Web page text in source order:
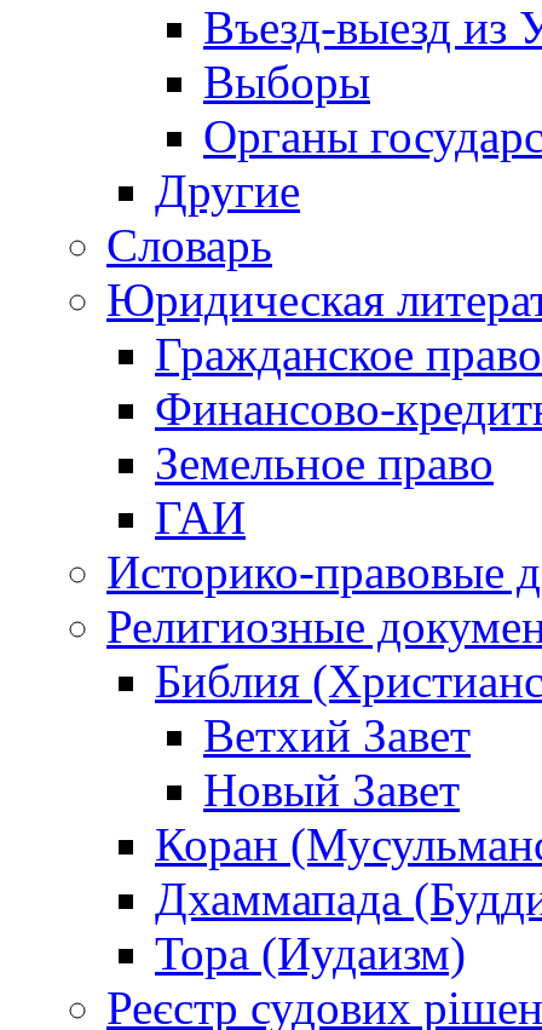
Въезд-выезд из
Выборы
Органы
Другие
Словарь
Юридическая
Гражданское право
Финансово-
Земельное право
ГАИ
Историко-правовые
Религиозные
Библия
Ветхий Завет
Новый Завет
Коран
Дхаммапада
Тора (Иудаизм)
Реєстр судових